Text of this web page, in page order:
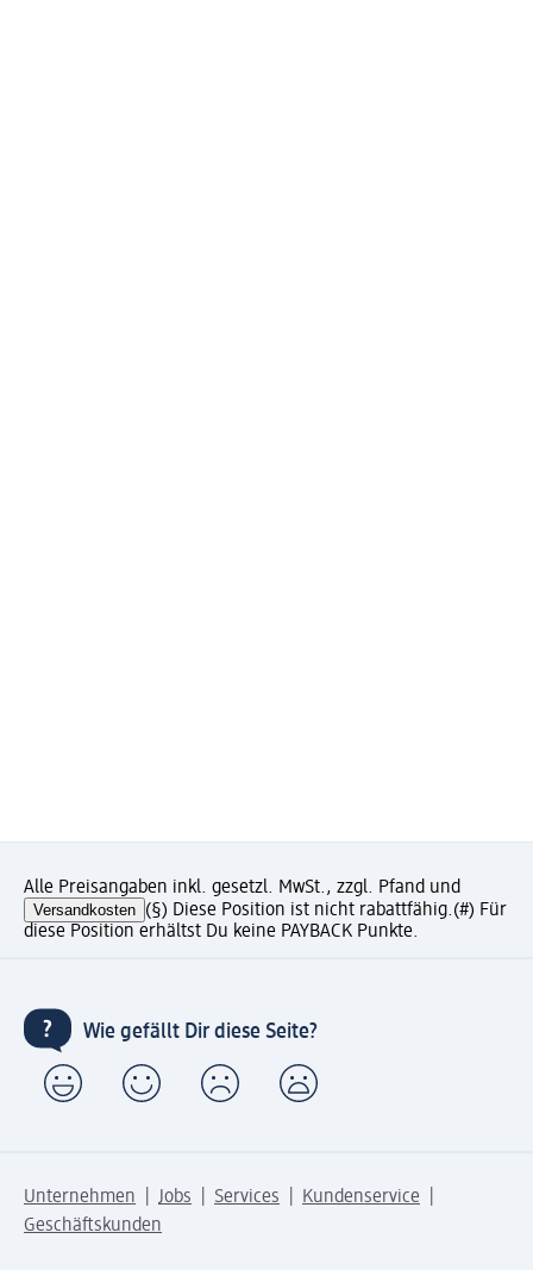
Alle Preisangaben inkl. gesetzl. MwSt., zzgl. Pfand und
Versandkosten (§) Diese Position ist nicht rabattfähig.(#) Für
diese Position erhältst Du keine PAYBACK Punkte.
Wie gefällt Dir diese Seite?
Unternehmen Jobs Services
Kundenservice
Geschäftskunden